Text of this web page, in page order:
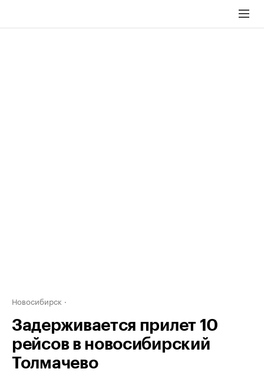
Новосибирск
Задерживается прилет 10
рейсов в новосибирский
Толмачево